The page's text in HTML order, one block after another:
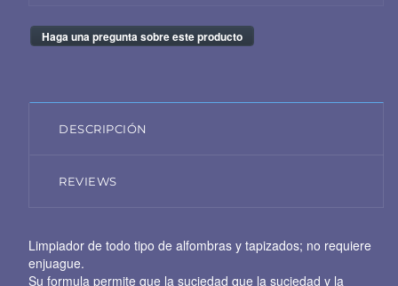
Haga una pregunta sobre este producto
DESCRIPCIÓN
REVIEWS
Limpiador de todo tipo de alfombras y tapizados; no requiere
enjuague.
Su formula permite que la suciedad que la suciedad y la